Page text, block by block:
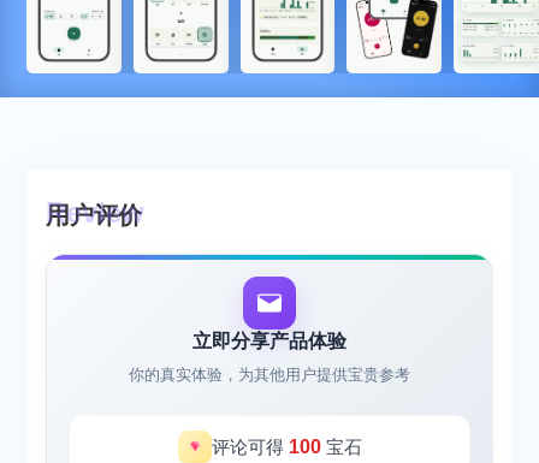
用户评价
立即分享产品体验
你的真实体验，为其他用户提供宝贵参考
评论可得 100宝石